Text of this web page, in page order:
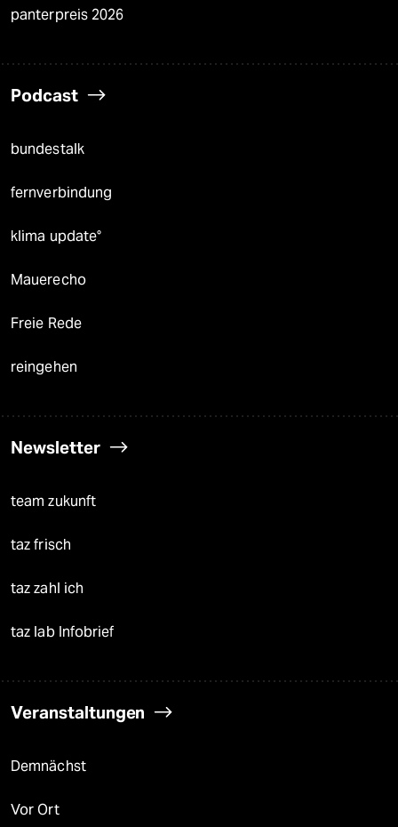
panterpreis 2026
Podcast
bundestalk
fernverbindung
klima update°
Mauerecho
Freie Rede
reingehen
Newsletter
team zukunft
taz frisch
taz zahl ich
taz lab Infobrief
Veranstaltungen
Demnächst
Vor Ort